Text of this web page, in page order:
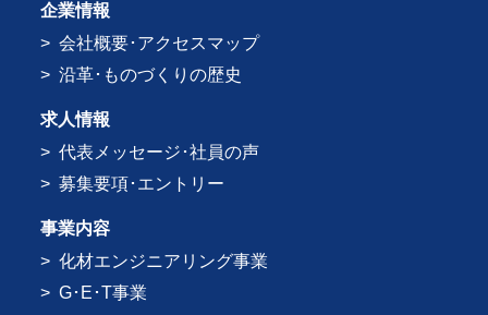
企業情報
会社概要･アクセスマップ
沿革･ものづくりの歴史
求人情報
代表メッセージ･社員の声
募集要項･エントリー
事業内容
化材エンジニアリング事業
G･E･T事業